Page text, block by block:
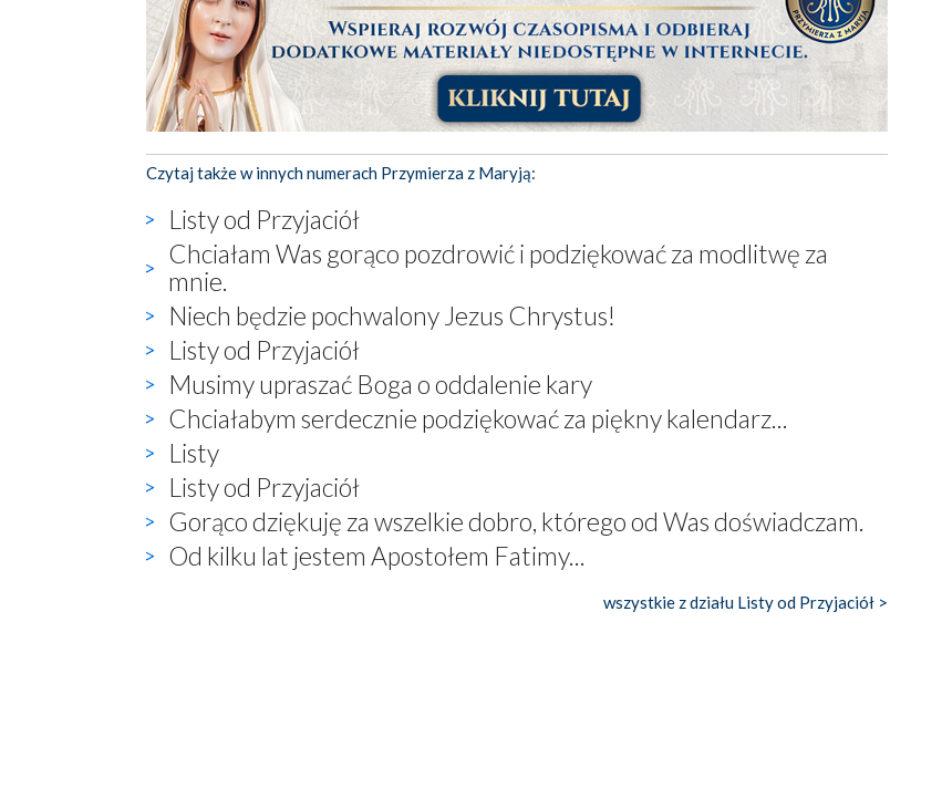
Czytaj także w innych numerach Przymierza z Maryją:
Listy od Przyjaciół
Chciałam Was gorąco pozdrowić i podziękować za modlitwę za
mnie.
Niech będzie pochwalony Jezus Chrystus!
Listy od Przyjaciół
Musimy upraszać Boga o oddalenie kary
Chciałabym serdecznie podziękować za piękny kalendarz...
Listy
Listy od Przyjaciół
Gorąco dziękuję za wszelkie dobro, którego od Was doświadczam.
Od kilku lat jestem Apostołem Fatimy...
wszystkie z działu Listy od Przyjaciół >